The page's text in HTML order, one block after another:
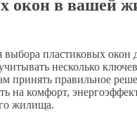
окон в вашей
выбора пластиковых окон
несколько
принять правильное
на комфорт,
жилища.